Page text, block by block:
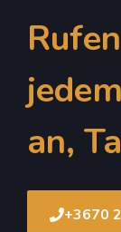
an,
+3670